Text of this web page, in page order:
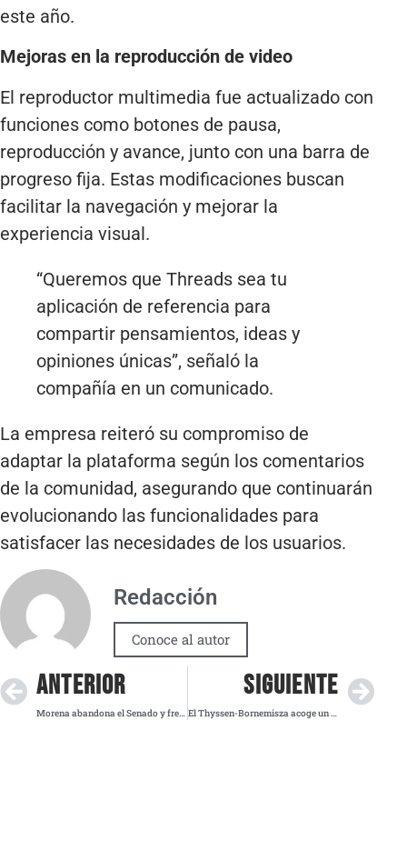
este año.
Mejoras en la reproducción de video
El reproductor multimedia fue actualizado con
funciones como botones de pausa,
reproducción y avance, junto con una barra de
progreso fija. Estas modificaciones buscan
facilitar la navegación y mejorar la
experiencia visual.
“Queremos que Threads sea tu
aplicación de referencia para
compartir pensamientos, ideas y
opiniones únicas”, señaló la
compañía en un comunicado.
La empresa reiteró su compromiso de
adaptar la plataforma según los comentarios
de la comunidad, asegurando que continuarán
evolucionando las funcionalidades para
satisfacer las necesidades de los usuarios.
Redacción
Conoce al autor
ANTERIOR
Morena abandona el Senado y frena la discusión sobre la investigación en Teuchitlán
SIGUIENTE
El Thyssen-Bornemisza acoge un diálogo entre poesía y arte en el Día Mundial de la Poesía